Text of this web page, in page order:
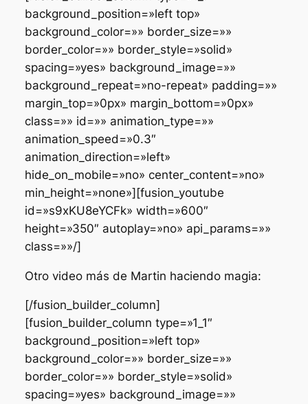
background_position=»left top»
background_color=»» border_size=»»
border_color=»» border_style=»solid»
spacing=»yes» background_image=»»
background_repeat=»no-repeat» padding=»»
margin_top=»0px» margin_bottom=»0px»
class=»» id=»» animation_type=»»
animation_speed=»0.3″
animation_direction=»left»
hide_on_mobile=»no» center_content=»no»
min_height=»none»][fusion_youtube
id=»s9xKU8eYCFk» width=»600″
height=»350″ autoplay=»no» api_params=»»
class=»»/]
Otro video más de Martin haciendo magia:
[/fusion_builder_column]
[fusion_builder_column type=»1_1″
background_position=»left top»
background_color=»» border_size=»»
border_color=»» border_style=»solid»
spacing=»yes» background_image=»»